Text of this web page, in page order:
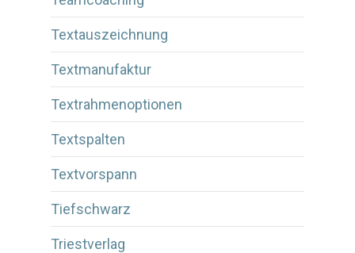
Textauszeichnung
Textmanufaktur
Textrahmenoptionen
Textspalten
Textvorspann
Tiefschwarz
Triestverlag